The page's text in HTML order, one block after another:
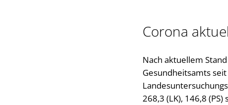
Corona
Nach aktuellem
Gesundheitsamts
268,3 (LK), 146,8